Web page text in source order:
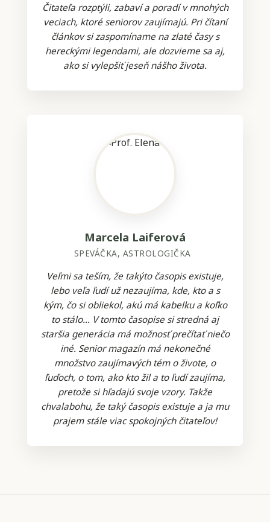
Čitateľa rozptýli, zabaví a poradí v mnohých
veciach, ktoré seniorov zaujímajú. Pri čítaní
článkov si zaspomíname na zlaté časy s
hereckými legendami, ale dozvieme sa aj,
ako si vylepšiť jeseň nášho života.
Marcela Laiferová
SPEVÁČKA, ASTROLOGIČKA
Veľmi sa teším, že takýto časopis existuje,
lebo veľa ľudí už nezaujíma, kde, kto a s
kým, čo si obliekol, akú má kabelku a koľko
to stálo... V tomto časopise si stredná aj
staršia generácia má možnosť prečítať niečo
iné. Senior magazín má nekonečné
množstvo zaujímavých tém o živote, o
ľuďoch, o tom, ako kto žil a to ľudí zaujíma,
pretože si hľadajú svoje vzory. Takže
chvalabohu, že taký časopis existuje a ja mu
prajem stále viac spokojných čitateľov!